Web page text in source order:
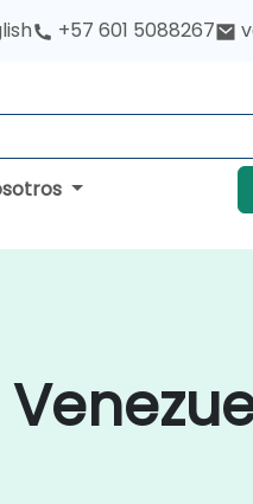
+57 601 5088267